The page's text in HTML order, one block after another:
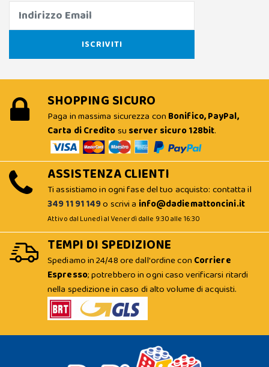
SHOPPING SICURO
Paga in massima sicurezza con Bonifico, PayPal,
Carta di Creditosu server sicuro 128bit.
ASSISTENZA CLIENTI
Ti assistiamo in ogni fase del tuo acquisto: contatta il
349 11 91 149o scrivi a info@dadiemattoncini.it
Attivo dal Lunedì al Venerdì dalle 9:30 alle 16:30
TEMPI DI SPEDIZIONE
Spediamo in 24/48 ore dall'ordine con Corriere
Espresso; potrebbero in ogni caso verificarsi ritardi
nella spedizione in caso di alto volume di acquisti.